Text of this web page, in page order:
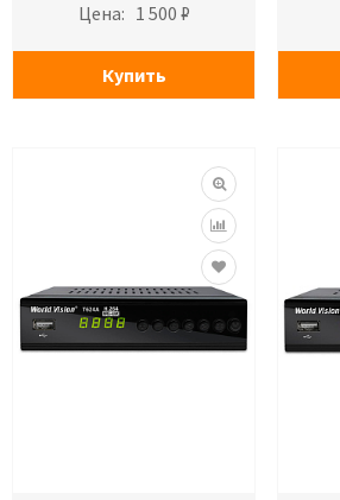
Цена: 1 500 ₽
Купить